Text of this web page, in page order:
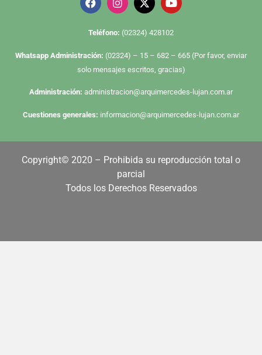
Te léfono: (02324) 428102
Whatsapp Administración: (02324) – 15 – 682 – 665 (Por favor, enviar
solo mensajes escritos, gracias)
Administración: administracion@arquimercedes-lujan.com.ar
Cuestiones generales: informacion@arquimercedes-lujan.com.ar
Copyright© 2020 – Prohibida su reproducción total o
parcial
Todos los Derechos Reservados